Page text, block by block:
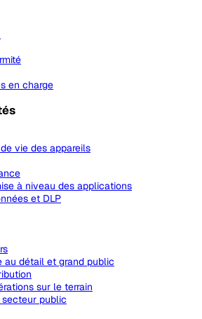
en charge
vie des appareils
à niveau des applications
et DLP
au détail et grand public
sur le terrain
public